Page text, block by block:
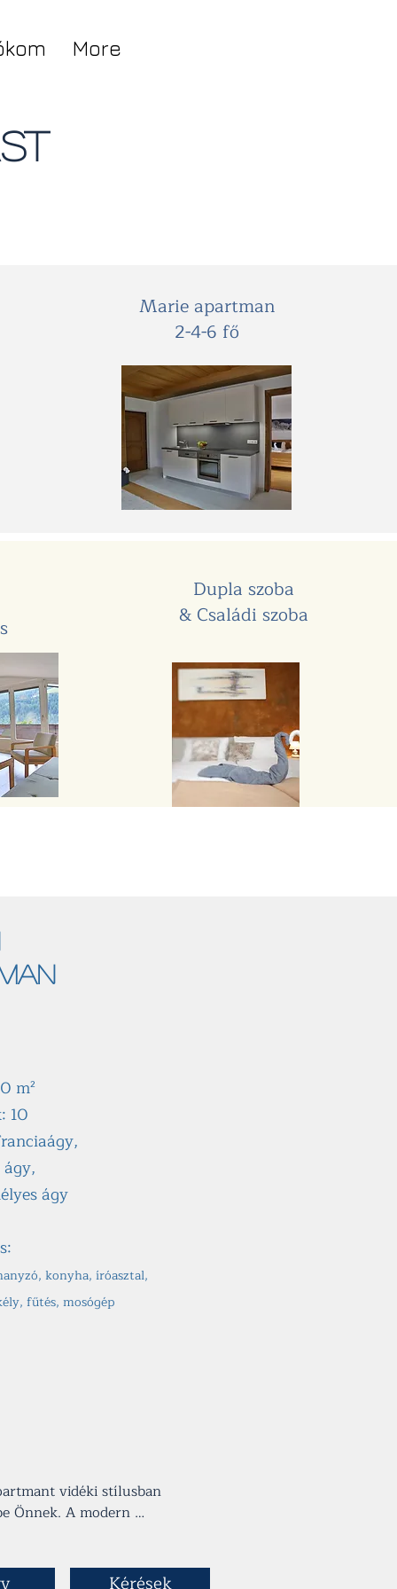
More
Marie apartman
2-4-6 fő
Dupla szoba
& Családi szoba
m²
10
ágy,
ágy
konyha, íróasztal,
fűtés, mosógép
vidéki stílusban
Önnek. A modern
A két tágas szobához